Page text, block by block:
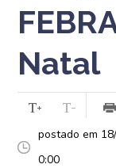
Natal
postado em
0:00